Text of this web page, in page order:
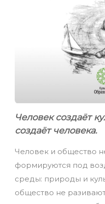
Человек создаёт
создаёт человека.
Человек и общество
формируются под
среды: природы и
общество не